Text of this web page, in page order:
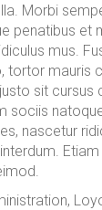
Morbi
penatibus et
mus.
tortor mauris
sit
sociis
nascetur